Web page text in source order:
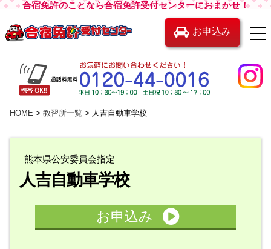
合宿免許のことなら合宿免許受付センターにおまかせ！
お申込み
HOME 教習所一覧 人吉自動車学校
熊本県公安委員会指定
人吉自動車学校
お申込み